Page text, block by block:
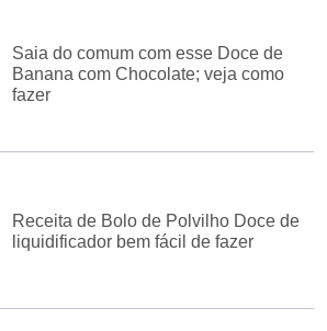
Saia do comum com esse Doce de
Banana com Chocolate; veja como
fazer
Receita de Bolo de Polvilho Doce de
liquidificador bem fácil de fazer